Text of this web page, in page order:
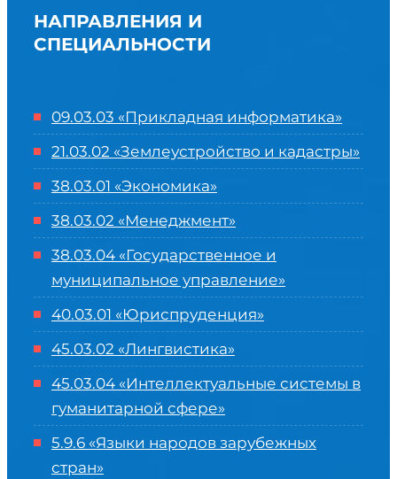
НАПРАВЛЕНИЯ И
СПЕЦИАЛЬНОСТИ
09.03.03 «Прикладная информатика»
21.03.02 «Землеустройство и кадастры»
38.03.01 «Экономика»
38.03.02 «Менеджмент»
38.03.04 «Государственное и
муниципальное управление»
40.03.01 «Юриспруденция»
45.03.02 «Лингвистика»
45.03.04 «Интеллектуальные системы в
гуманитарной сфере»
5.9.6 «Языки народов зарубежных
стран»